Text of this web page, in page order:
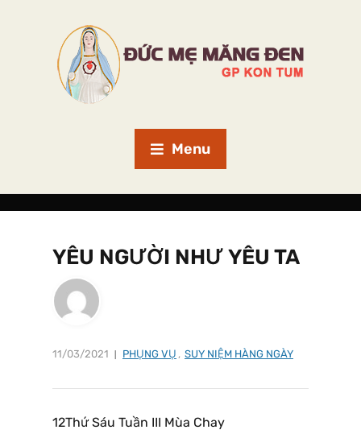
Menu
YÊU NGƯỜI NHƯ YÊU TA
11/03/2021 PHỤNG VỤ , SUY NIỆM HÀNG NGÀY
12Thứ Sáu Tuần III Mùa Chay